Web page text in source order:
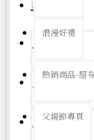
浪漫好禮
熱銷商品-超
父親節專頁
父親節